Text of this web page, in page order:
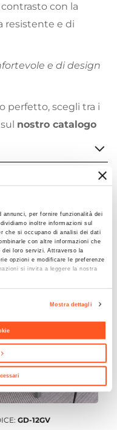
per fornire funzionalità dei
inoltre informazioni sul
che si occupano di analisi dei dati
con altre informazioni che
loro servizi. Attraverso la
opzioni e modificare le preferenze
si invita a leggere la nostra
Mostra dettagli
contrasto con la
resistente e di
e di design
perfetto, scegli tra i
nostro catalogo
Ce n’è per tutti
GD-12GV